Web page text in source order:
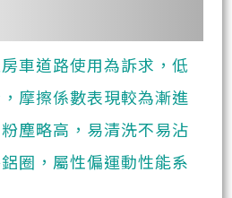
車道路使用為訴求，低
摩擦係數表現較為漸進
塵略高，易清洗不易沾
圈，屬性偏運動性能系